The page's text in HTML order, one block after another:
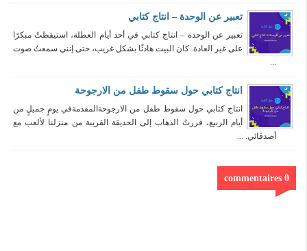
تعبير عن الوحدة – انتاج كتابي
تعبير عن الوحدة – انتاج كتابي في أحد أيام العطلة، استيقظتُ مبكرًا
على غير العادة. كان البيت هادئًا بشكل غريب، حتى إنني سمعتُ صوت
انتاج كتابي حول سقوط طفل من الارجوحة
انتاج كتابي حول سقوط طفل من الارجوحةالمقدمةفي يومٍ جميلٍ من
أيام الربيع، قررتُ الذهاب إلى الحديقة القريبة من منزلنا لألعب مع
أصدقائي. ...
0 commentaires